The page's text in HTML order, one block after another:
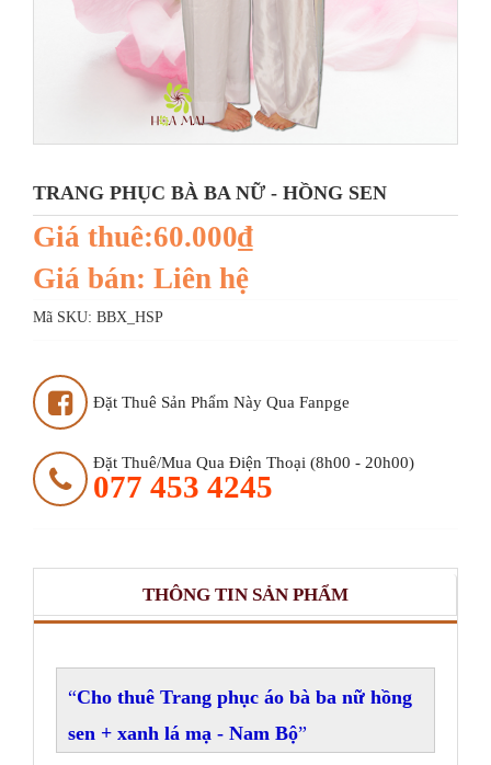
TRANG PHỤC BÀ BA NỮ - HỒNG SEN
Giá thuê:60.000₫
Giá bán: Liên hệ
Mã SKU: BBX_HSP
Đặt Thuê Sản Phẩm Này Qua Fanpge
Đặt Thuê/mua Qua Điện Thoại (8h00 - 20h00)
077 453 4245
THÔNG TIN SẢN PHẨM
Cho thuê Trang phục áo bà ba nữ hồng
sen + xanh lá mạ - Nam Bộ